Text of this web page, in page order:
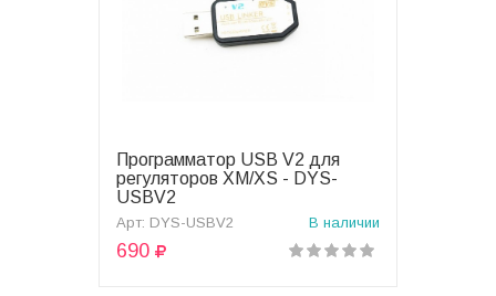
В корзину
Программатор USB V2 для
регуляторов XM/XS - DYS-
USBV2
Арт: DYS-USBV2 В наличии
690